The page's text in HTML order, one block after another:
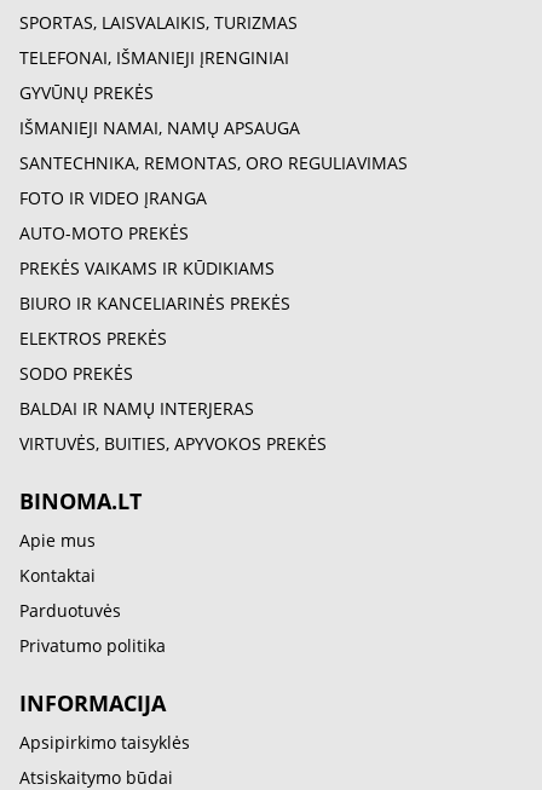
SPORTAS, LAISVALAIKIS, TURIZMAS
TELEFONAI, IŠMANIEJI ĮRENGINIAI
GYVŪNŲ PREKĖS
IŠMANIEJI NAMAI, NAMŲ APSAUGA
SANTECHNIKA, REMONTAS, ORO REGULIAVIMAS
FOTO IR VIDEO ĮRANGA
AUTO-MOTO PREKĖS
PREKĖS VAIKAMS IR KŪDIKIAMS
BIURO IR KANCELIARINĖS PREKĖS
ELEKTROS PREKĖS
SODO PREKĖS
BALDAI IR NAMŲ INTERJERAS
VIRTUVĖS, BUITIES, APYVOKOS PREKĖS
BINOMA.LT
Apie mus
Kontaktai
Parduotuvės
Privatumo politika
INFORMACIJA
Apsipirkimo taisyklės
Atsiskaitymo būdai